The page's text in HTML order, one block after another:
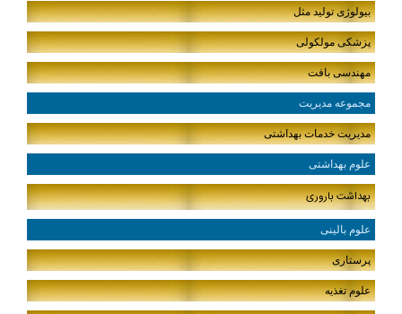
بیولوژی تولید مثل
پزشکی مولکولی
مهندسی بافت
مجموعه مدیریت
مدیریت خدمات بهداشتی
علوم بهداشتی
بهداشت باروری
علوم بالینی
پرستاری
علوم تغذیه